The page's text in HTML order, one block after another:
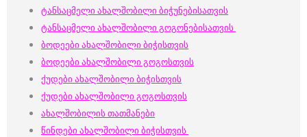
ტანსაცმელი ახალშობილი ბიჭუნებისათვის
ტანსაცმელი ახალშობილი გოგონებისათვის
ბოდეები ახალშობილი ბიჭისთვის
ბოდეები ახალშობილი გოგოსთვის
ქუდები ახალშობილი ბიჭისთვის
ქუდები ახალშობილი გოგოსთვის
ახალშობილის თათმანები
წინდები ახალშობილი ბიჭისთვის